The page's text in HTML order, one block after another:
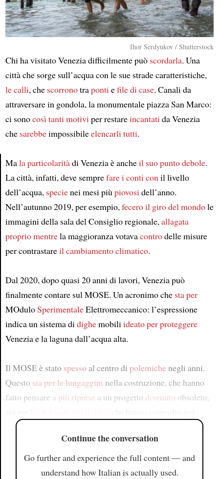
Article
Ihor Serdyukov / Shutterstock
Chi ha visitato Venezia difficilmente può scordarla. Una
città che sorge sull’acqua con le sue strade caratteristiche,
le calli, che scorronotrapontiefile di case. Canali da
attraversare in gondola, la monumentale piazza San Marco:
ci sonocosì tanti motiviper restareincantatida Venezia
che sarebbeimpossibileelencarli tutti.
Mala particolaritàdi Venezia è ancheil suo punto debole.
La città, infatti, deve semprefare i conti conil livello
dell’acqua, specienei mesi piùpiovosidell’anno.
Nell’autunno 2019, per esempio,fecero il giro del mondole
immagini della sala del Consiglio regionale,allagata
proprio mentrela maggioranza votavacontrodelle misure
per contrastareil cambiamento climatico.
Dal 2020, dopo quasi 20 anni di lavori, Venezia può
finalmente contare sul MOSE. Un acronimo che sta per
MOduloSperimentaleElettromeccanico: l’espressione
indica un sistema didighemobiliideato per proteggere
Venezia e la laguna dall’acqua alta.
Il MOSE è stato spessoal centro di polemichenegli anni.
Questo sia per le lungaggini nella costruzione, che hanno
fatto pensare a più riprese a un progetto divenuto obsoleto,
Continue the conversation
Go further and experience the full content — and
understand how Italian is actually used.